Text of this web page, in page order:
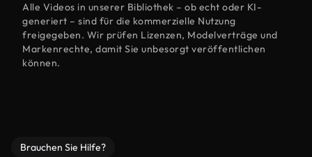
Alle Videos in unserer Bibliothek – ob echt oder KI-
generiert – sind für die kommerzielle Nutzung
freigegeben. Wir prüfen Lizenzen, Modelverträge und
Markenrechte, damit Sie unbesorgt veröffentlichen
können.
Brauchen Sie Hilfe?